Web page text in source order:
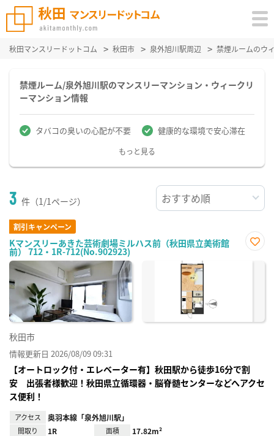
秋田マンスリードットコム 秋田市 泉外旭川駅周辺 禁煙ルームのウ
禁煙ルーム/泉外旭川駅のマンスリーマンション・ウィークリ
ーマンション情報
タバコの臭いの心配が不要 健康的な環境で安心滞在
もっと見る
3 件（1/1ページ）
割引キャンペーン
Kマンスリーあきた芸術劇場ミルハス前（秋田県立美術館
前） 712・1R-712(No.902923)
に入
秋田市
情報更新日 2026/08/09 09:31
【オートロック付・エレベーター有】秋田駅から徒歩16分で割
安 出張者様歓迎！秋田県立循環器・脳脊髄センターなどへアクセ
ス便利！
アクセス 奥羽本線「泉外旭川駅」
間取り 1R 面積 17.82m²